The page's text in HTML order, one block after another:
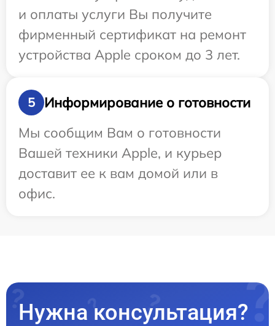
и оплаты услуги Вы получите
фирменный сертификат на ремонт
устройства Apple сроком до 3 лет.
5
Информирование о готовности
Мы сообщим Вам о готовности
Вашей техники Apple, и курьер
доставит ее к вам домой или в
офис.
Нужна консультация?